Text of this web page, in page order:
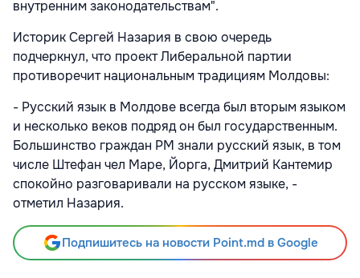
внутренним законодательствам".
Историк Сергей Назария в свою очередь
подчеркнул, что проект Либеральной партии
противоречит национальным традициям Молдовы:
- Русский язык в Молдове всегда был вторым языком
и несколько веков подряд он был государственным.
Большинство граждан РМ знали русский язык, в том
числе Штефан чел Маре, Йорга, Дмитрий Кантемир
спокойно разговаривали на русском языке, -
отметил Назария.
Подпишитесь на новости Point.md в Google